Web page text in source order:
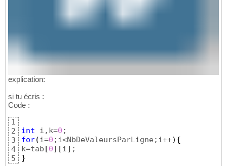
explication:
si tu écris :
Code :
1
2
3
4
5
int i,k=0
for(i=0 ;i<NbDeValeursParLigne;i++) {
k=tab [0] [i]
}